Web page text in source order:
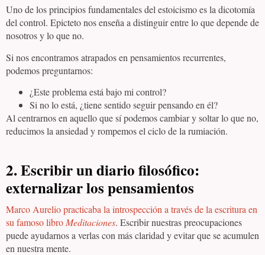
Uno de los principios fundamentales del estoicismo es la dicotomía
del control. Epicteto nos enseña a distinguir entre lo que depende de
nosotros y lo que no.
Si nos encontramos atrapados en pensamientos recurrentes,
podemos preguntarnos:
¿Este problema está bajo mi control?
Si no lo está, ¿tiene sentido seguir pensando en él?
Al centrarnos en aquello que sí podemos cambiar y soltar lo que no,
reducimos la ansiedad y rompemos el ciclo de la rumiación.
2. Escribir un diario filosófico:
externalizar los pensamientos
Marco Aurelio practicaba la introspección a través de la escritura en
su famoso libro Meditaciones. Escribir nuestras preocupaciones
puede ayudarnos a verlas con más claridad y evitar que se acumulen
en nuestra mente.